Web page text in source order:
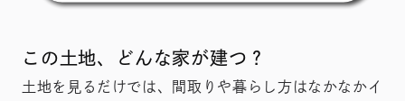
この土地、どんな家が建つ？
土地を見るだけでは、間取りや暮らし方はなかなかイ